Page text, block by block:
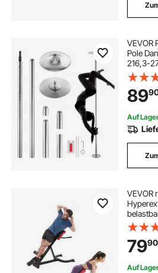
VEVOR
Pole
216,3-
89
Auf
VEVOR
7990
Auf